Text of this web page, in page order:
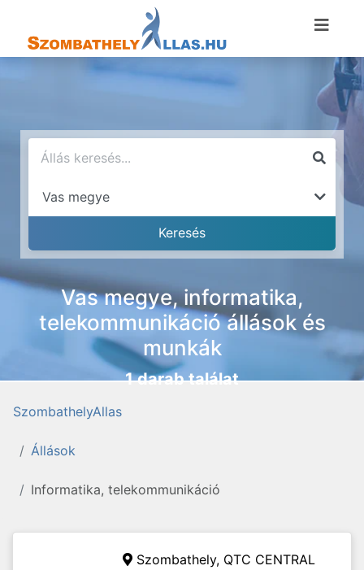
Vas megye, informatika,
telekommunikáció állások és
munkák
1 darab találat
SzombathelyAllas
Állások
Informatika, telekommunikáció
Szombathely, QTC CENTRAL